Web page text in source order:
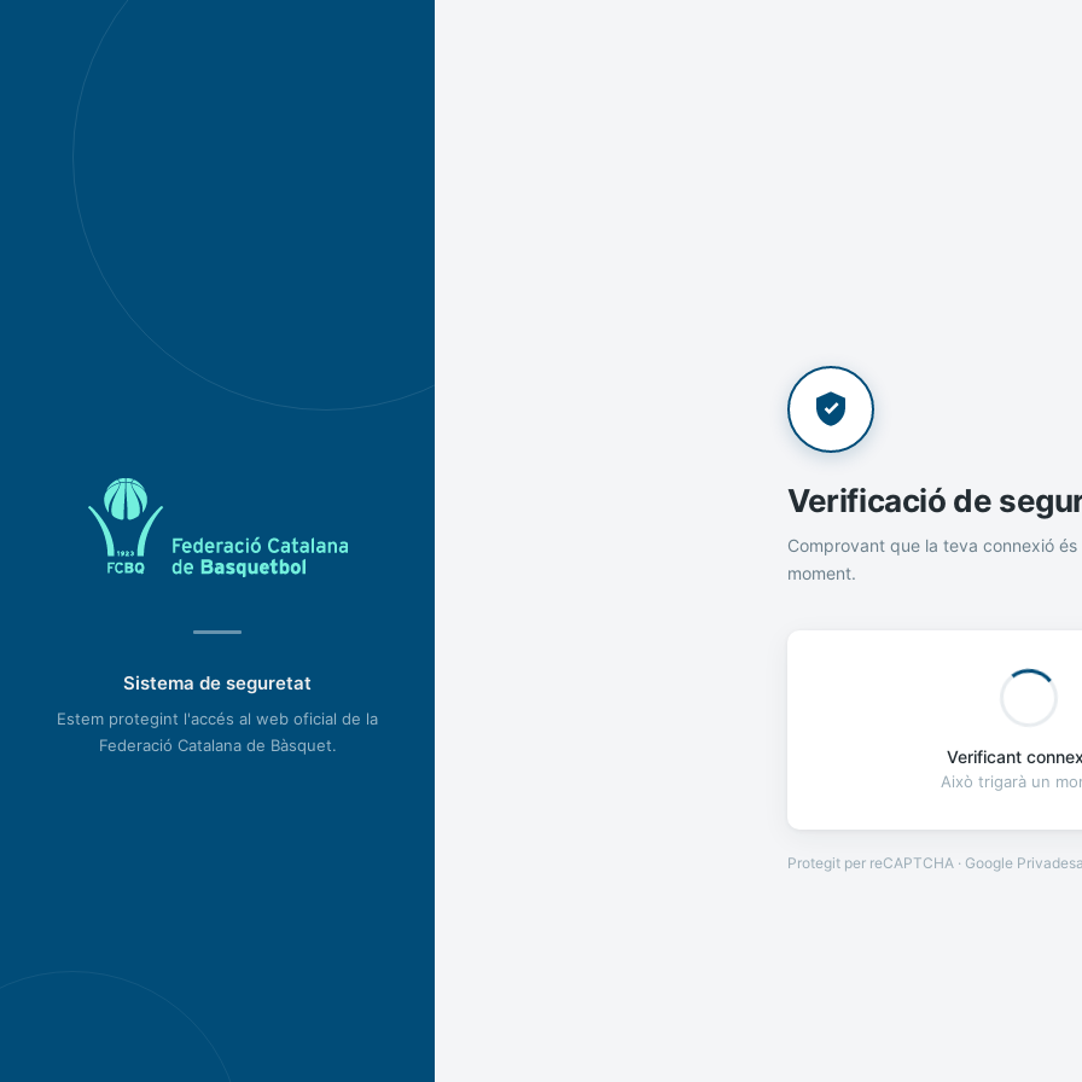
Sistema de seguretat
Estem protegint l'accés al web oficial de la
Federació Catalana de Bàsquet.
Verificació de
Comprovant que la teva connexió és
moment.
Verificant
Això trigarà un
Protegit per reCAPTCHA · Google Privadesa